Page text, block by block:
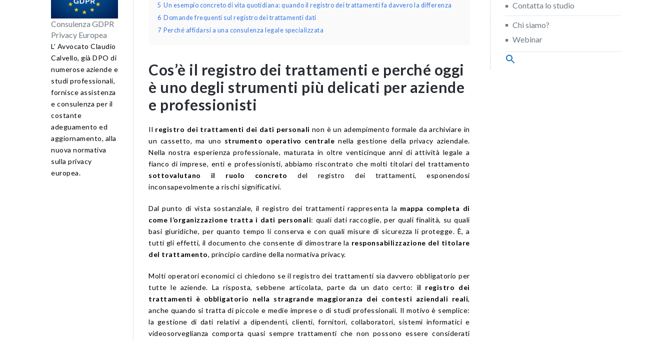
Consulenza GDPR
Privacy Europea
L’ Avvocato Claudio
Calvello, già DPO di
numerose aziende e
studi professionali,
fornisce assistenza
e consulenza per il
costante
adeguamento ed
aggiornamento, alla
nuova normativa
sulla privacy
europea.
5 Un esempio concreto di vita quotidiana: quando il registro dei trattamenti fa davvero la differenza
6 Domande frequenti sul registro dei trattamenti dati
7 Perché affidarsi a una consulenza legale specializzata
Cos’è il registro dei trattamenti e perché oggi
è uno degli strumenti più delicati per aziende
e professionisti
Il registro dei trattamenti dei dati personali non è un adempimento formale da archiviare in
un cassetto, ma uno strumento operativo centrale nella gestione della privacy aziendale.
Nella nostra esperienza professionale, maturata in oltre venticinque anni di attività legale a
fianco di imprese, enti e professionisti, abbiamo riscontrato che molti titolari del trattamento
sottovalutano il ruolo concreto
del registro dei trattamenti, esponendosi
inconsapevolmente a rischi significativi.
Dal punto di vista sostanziale, il registro dei trattamenti rappresenta la mappa completa di
come l’organizzazione tratta i dati personali: quali dati raccoglie, per quali finalità, su quali
basi giuridiche, per quanto tempo li conserva e con quali misure di sicurezza li protegge. È, a
tutti gli effetti, il documento che consente di dimostrare la responsabilizzazione del titolare
del trattamento, principio cardine della normativa privacy.
Molti operatori economici ci chiedono se il registro dei trattamenti sia davvero obbligatorio per
tutte le aziende. La risposta, sebbene articolata, parte da un dato certo: il registro dei
trattamenti è obbligatorio nella stragrande maggioranza dei contesti aziendali reali,
anche quando si tratta di piccole e medie imprese o di studi professionali. Il motivo è semplice:
la gestione di dati relativi a dipendenti, clienti, fornitori, collaboratori, sistemi informatici e
videosorveglianza comporta quasi sempre trattamenti che non possono essere considerati
Contatta lo studio
Chi siamo?
Webinar